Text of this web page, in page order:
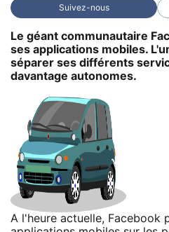
Suivez-nous
Le géant communautaire
ses applications mobiles.
séparer ses différents
davantage autonomes.
A l'heure actuelle, Facebook